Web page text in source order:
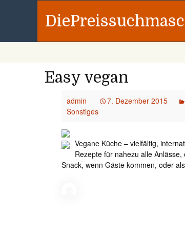
Easy vegan
admin 7. Dezember 2015
Sonstiges
Vegane Küche – vielfältig,
Rezepte für nahezu alle
Snack, wenn Gäste kommen, oder